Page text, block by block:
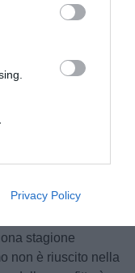
the
Privacy Policy
è terminata in
così il sogno
B.
nato nella città
stagione
non è riuscito nella